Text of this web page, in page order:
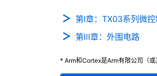
第Ⅰ章：TX03系列微
第Ⅲ章：外围电路
* Arm和Cortex是Arm有限公司（